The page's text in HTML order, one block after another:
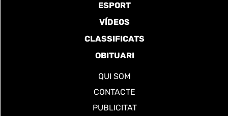
ESPORT
VÍDEOS
CLASSIFICATS
OBITUARI
QUI SOM
CONTACTE
PUBLICITAT